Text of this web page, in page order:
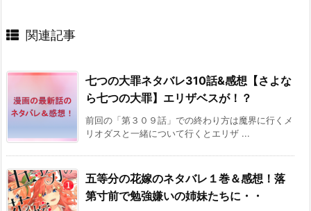
関連記事
七つの大罪ネタバレ310話&感想【さよな
ら七つの大罪】エリザベスが！？
前回の「第３０９話」での終わり方は魔界に行くメ
リオダスと一緒について行くとエリザ ...
五等分の花嫁のネタバレ１巻＆感想！落
第寸前で勉強嫌いの姉妹たちに・・